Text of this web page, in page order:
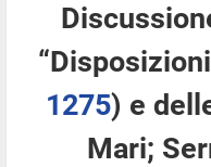
1275​) e
Mari;